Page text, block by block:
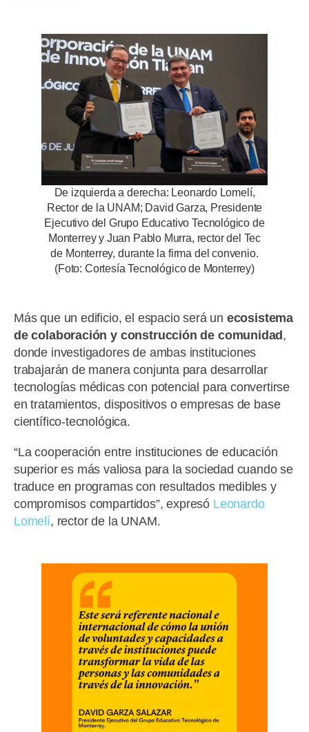
De izquierda a derecha: Leonardo Lomelí,
Rector de la UNAM; David Garza, Presidente
Ejecutivo del Grupo Educativo Tecnológico de
Monterrey y Juan Pablo Murra, rector del Tec
de Monterrey, durante la firma del convenio.
(Foto: Cortesía Tecnológico de Monterrey)
Más que un edificio, el espacio será un ecosistema
de colaboración y construcción de comunidad ,
donde investigadores de ambas instituciones
trabajarán de manera conjunta para desarrollar
tecnologías médicas con potencial para convertirse
en tratamientos, dispositivos o empresas de base
científico-tecnológica.
“La cooperación entre instituciones de educación
superior es más valiosa para la sociedad cuando se
traduce en programas con resultados medibles y
compromisos compartidos”, expresó Leonardo
Lomelí, rector de la UNAM.